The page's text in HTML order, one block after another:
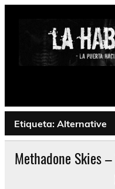
Saltar
Psychedelic, Stoner,
Etiqueta: Alternative
Methadone Skies